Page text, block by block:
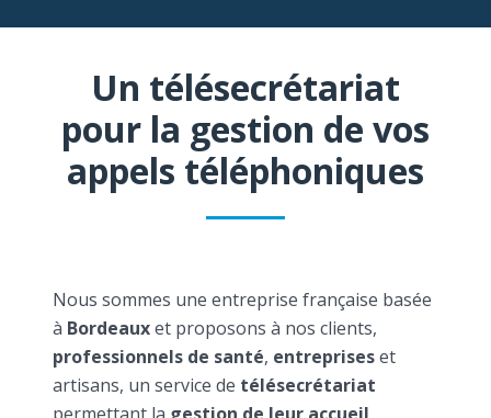
Un télésecrétariat
pour la gestion de vos
appels téléphoniques
Nous sommes une entreprise française basée
à Bordeauxet proposons à nos clients,
professionnels de santé, entrepriseset
artisans, un service de télésecrétariat